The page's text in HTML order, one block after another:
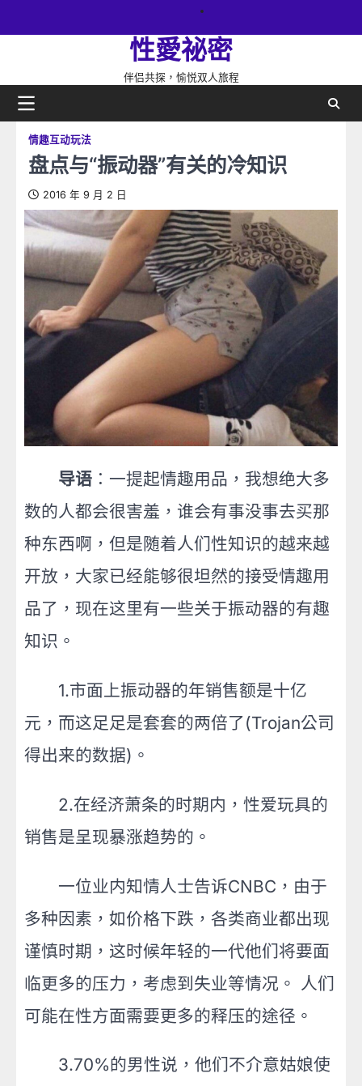
網
性愛祕密
伴侣共探，愉悦双人旅程
情趣互动玩法
盘点与“振动器”有关的冷知识
2016 年 9 月 2 日
导语 ：一提起情趣用品，我想绝大多
数的人都会很害羞，谁会有事没事去买那
种东西啊，但是随着人们性知识的越来越
开放，大家已经能够很坦然的接受情趣用
品了，现在这里有一些关于振动器的有趣
知识。
1.市面上振动器的年销售额是十亿
元，而这足足是套套的两倍了(Trojan公司
得出来的数据)。
2.在经济萧条的时期内，性爱玩具的
销售是呈现暴涨趋势的。
一位业内知情人士告诉CNBC，由于
多种因素，如价格下跌，各类商业都出现
谨慎时期，这时候年轻的一代他们将要面
临更多的压力，考虑到失业等情况。 人们
可能在性方面需要更多的释压的途径。
3.70%的男性说，他们不介意姑娘使